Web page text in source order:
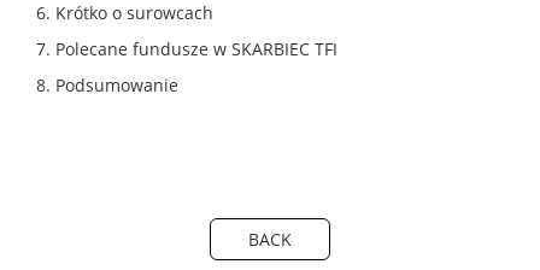
6. Krótko o surowcach
7. Polecane fundusze w SKARBIEC TFI
8. Podsumowanie
BACK